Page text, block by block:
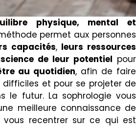
physique, mental et
permet aux personnes
capacités, leurs ressources
de leur potentiel pour
au quotidien, afin de faire
et pour se projeter de
le futur. La sophrologie vous
meilleure connaissance de
recentrer sur ce qui est